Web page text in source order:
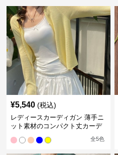
¥5,540 (税込)
レディースカーディガン 薄手ニ
ット素材のコンパクト丈カーデ
全5色